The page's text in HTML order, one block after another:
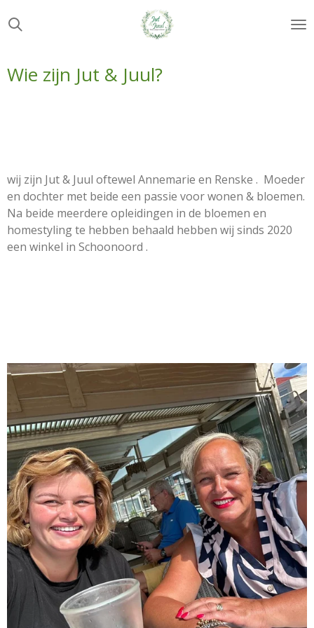
direct
hoofdinhoud
Wie zijn Jut & Juul?
wij zijn Jut & Juul oftewel Annemarie en Renske . Moeder
en dochter met beide een passie voor wonen & bloemen.
Na beide meerdere opleidingen in de bloemen en
homestyling te hebben behaald hebben wij sinds 2020
een winkel in Schoonoord .